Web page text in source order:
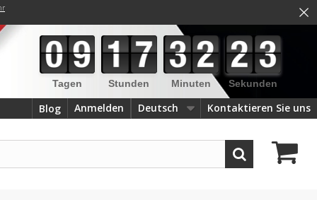
Tagen Stunden Minuten Sekunden
Kontaktieren Sie uns
Deutsch
Anmelden
Blog
×